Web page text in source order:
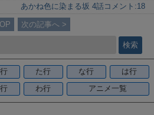
あかね色に染まる坂 4話 コメント:18
次の記事へ >
た行 な行
は行
わ行 アニメ一覧